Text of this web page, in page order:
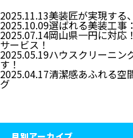
2025.11.13美装匠が実現する
2025.10.09選ばれる美装工事
2025.07.14岡山県一円に対応
サービス！
2025.05.19ハウスクリーニン
す！
2025.04.17清潔感あふれる空
グ